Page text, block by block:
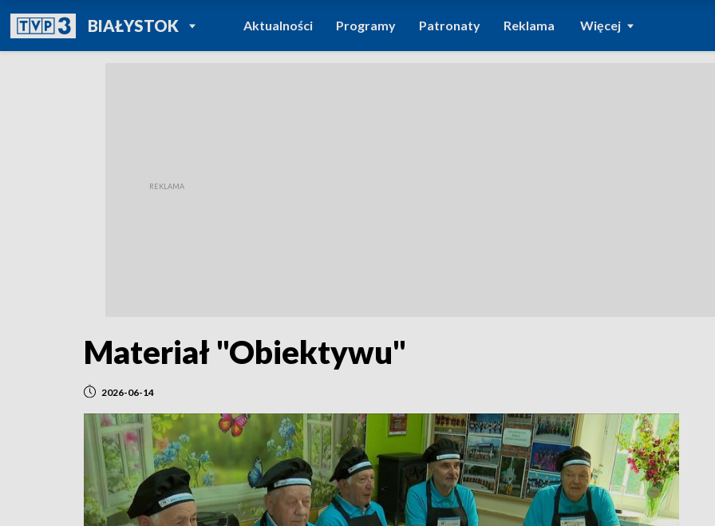
BIAŁYSTOKPOWRÓT DO
TVP REGIONY
Aktualności Programy Patronaty Reklama Więcej
Materiał "Obiektywu"
2026-06-14